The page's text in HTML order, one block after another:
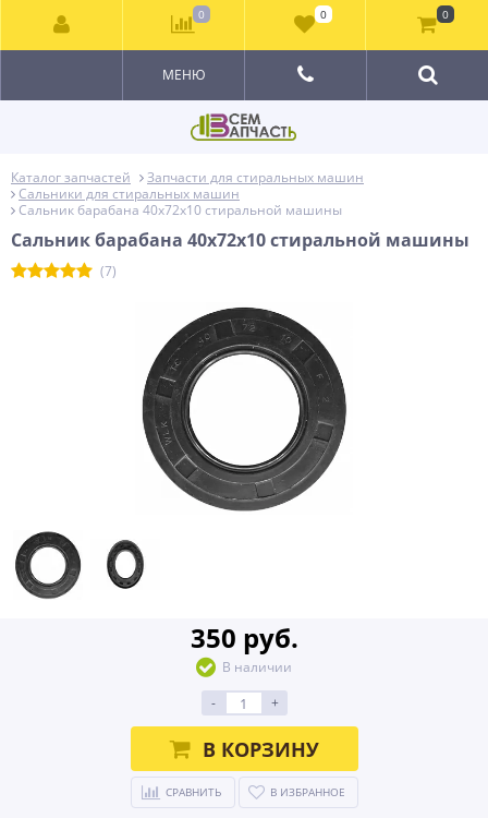
МЕНЮ
Каталог запчастей
Запчасти для стиральных машин
Сальники для стиральных машин
Сальник барабана 40x72x10 стиральной машины
Сальник барабана 40x72x10 стиральной машины
(7)
350 руб.
В наличии
-
+
В КОРЗИНУ
СРАВНИТЬ В ИЗБРАННОЕ
0 0 0